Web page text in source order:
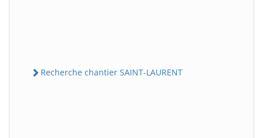
Recherche chantier SAINT-LAURENT